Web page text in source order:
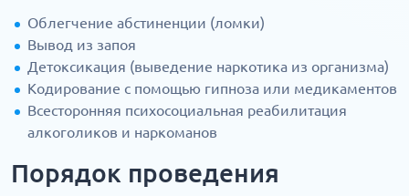
Облегчение абстиненции (ломки)
Вывод из запоя
Детоксикация (выведение наркотика из организма)
Кодирование с помощью гипноза или медикаментов
Всесторонняя психосоциальная реабилитация
алкоголиков и наркоманов
Порядок проведения